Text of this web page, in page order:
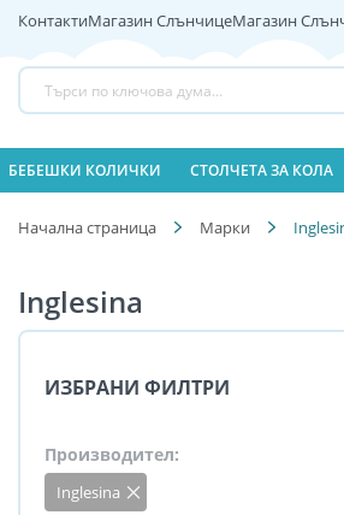
КонтактиМагазин СлънчицеМагазин
Прескачане
съдържанието
БЕБЕШКИ КОЛИЧКИ СТОЛЧЕТА ЗА КОЛА
Начална страница Марки
Inglesina
по
ИЗБРАНИ ФИЛТРИ
Производител
Inglesina